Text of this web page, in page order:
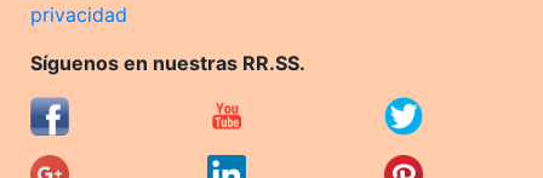
privacidad
Síguenos en nuestras RR.SS.